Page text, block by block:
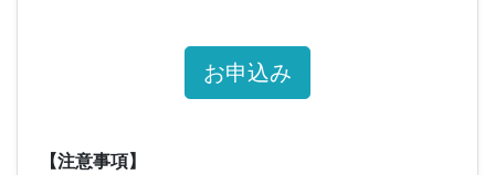
お申込み
【注意事項】